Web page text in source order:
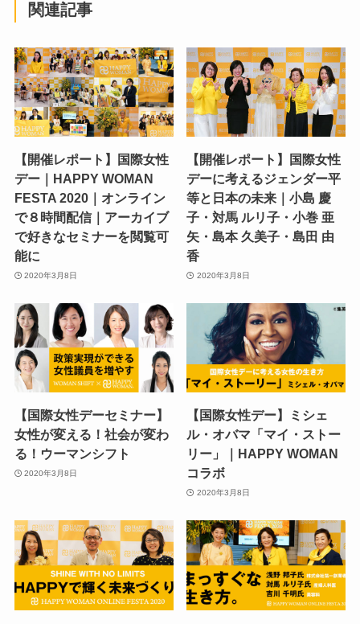
関連記事
【開催レポート】国際女性
デー｜HAPPY WOMAN
FESTA 2020｜オンライン
で８時間配信｜アーカイブ
で好きなセミナーを閲覧可
能に
2020年3月8日
【開催レポート】国際女性
デーに考えるジェンダー平
等と日本の未来｜小島 慶
子・対馬 ルリ子・小巻 亜
矢・島本 久美子・島田 由
香
2020年3月8日
【国際女性デーセミナー】
女性が変える！社会が変わ
る！ウーマンシフト
2020年3月8日
【国際女性デー】ミシェ
ル・オバマ「マイ・ストー
リー」｜HAPPY WOMAN
コラボ
2020年3月8日